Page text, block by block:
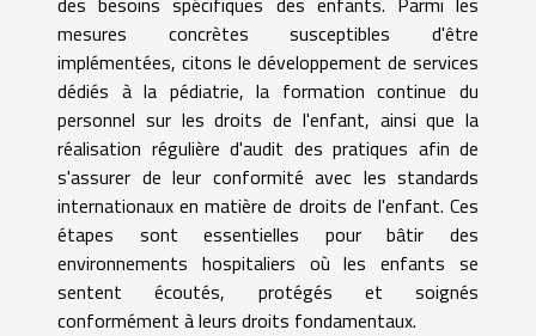
mesures concrètes susceptibles d'être
implémentées, citons le développement de services
dédiés à la pédiatrie, la formation continue du
personnel sur les droits de l'enfant, ainsi que la
réalisation régulière d'audit des pratiques afin de
s'assurer de leur conformité avec les standards
internationaux en matière de droits de l'enfant. Ces
étapes sont essentielles pour bâtir des
environnements hospitaliers où les enfants se
sentent écoutés, protégés et soignés
conformément à leurs droits fondamentaux.